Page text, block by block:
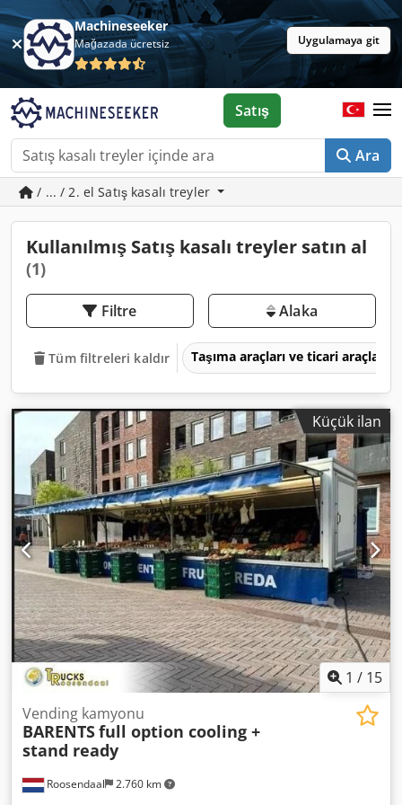
Machineseeker
Mağazada ücretsiz Uygulamaya git
Ara
Satış
/ ... / 2. el Satış kasalı treyler
Kullanılmış Satış kasalı treyler satın al
(1)
Filtre Alaka
Tüm filtreleri kaldır Taşıma araçları ve ticari araçlar
Küçük ilan
1 / 15
Roosendaal 2.760 km
Vending kamyonu
BARENTSfull option cooling +
stand ready